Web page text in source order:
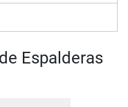
Espalderas